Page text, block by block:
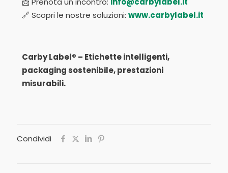
🔗 Scopri le nostre soluzioni: www.carbylabel.it
Carby Label® – Etichette intelligenti,
packaging sostenibile, prestazioni
misurabili.
Condividi